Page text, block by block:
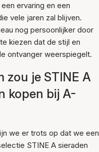
ervaring en een
vele jaren zal blijven.
nog persoonlijker door
kiezen dat de stijl en
ontvanger weerspiegelt.
zou je STINE A
kopen bij A-
we er trots op dat we een
STINE A sieraden